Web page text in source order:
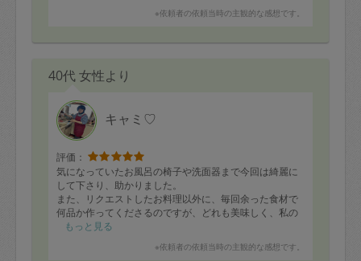
なっていきました。澱んだ気持ちや思考まで、部屋の片
させていただきます。
※依頼者の依頼当時の主観的な感想です。
40代 女性より
キャミ♡
評価：
気になっていたお風呂の椅子や洗面器まで今回は綺麗に
して下さり、助かりました。
また、リクエストしたお料理以外に、毎回余った食材で
何品か作ってくださるのですが、どれも美味しく、私の
両親にもお裾分けして、とても喜んでいました。
もっと見る
※依頼者の依頼当時の主観的な感想です。